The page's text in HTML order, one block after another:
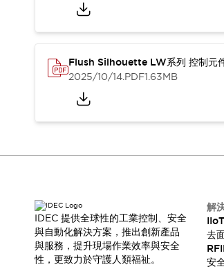
服務據點
產品變更/停產通知
Flush Silhouette LW系列 控制元
2025/10/14.PDF1.63MB
IDEC 提供全球性的工業控制、安全
與自動化解決方案，推出創新產品
與服務，提升現場作業效率與安全
性，更致力於守護人類福祉。
解
去
安